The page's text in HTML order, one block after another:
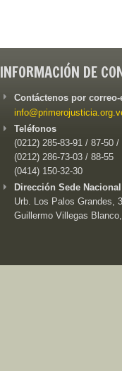
INFORMACIÓN DE
Contáctenos por
Teléfonos
(0212) 285-83-91 / 87-50 /
(0212) 286-73-03 / 88-55
(0414) 150-32-30
Dirección Sede
Urb. Los Palos Grandes,
Guillermo Villegas